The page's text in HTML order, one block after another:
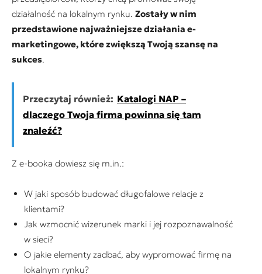
działalność na lokalnym rynku. Zostały w nim
przedstawione najważniejsze działania e-
marketingowe, które zwiększą Twoją szansę na
sukces.
Przeczytaj również: Katalogi NAP –
dlaczego Twoja firma powinna się tam
znaleźć?
Z e-booka dowiesz się m.in.:
W jaki sposób budować długofalowe relacje z
klientami?
Jak wzmocnić wizerunek marki i jej rozpoznawalność
w sieci?
O jakie elementy zadbać, aby wypromować firmę na
lokalnym rynku?